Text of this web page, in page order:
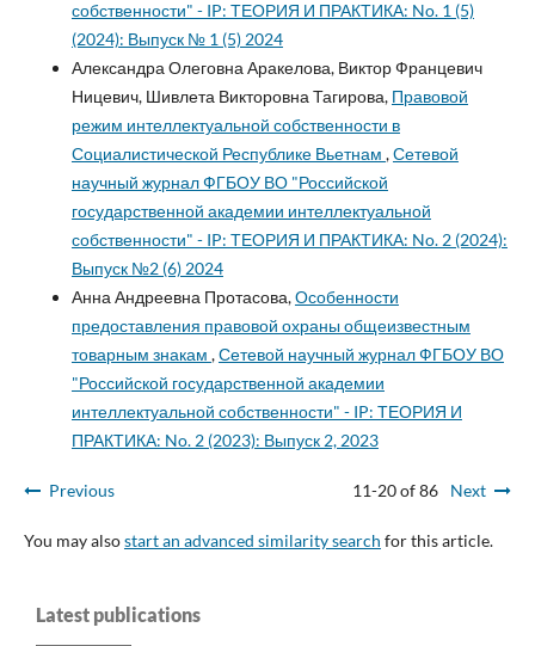
собственности" - IP: ТЕОРИЯ И ПРАКТИКА: No. 1 (5)
(2024): Выпуск № 1 (5) 2024
Александра Олеговна Аракелова, Виктор Францевич
Ницевич, Шивлета Викторовна Тагирова, Правовой
режим интеллектуальной собственности в
Социалистической Республике Вьетнам ,Сетевой
научный журнал ФГБОУ ВО "Российской
государственной академии интеллектуальной
собственности" - IP: ТЕОРИЯ И ПРАКТИКА: No. 2 (2024):
Выпуск №2 (6) 2024
Анна Андреевна Протасова,Особенности
предоставления правовой охраны общеизвестным
товарным знакам ,Сетевой научный журнал ФГБОУ ВО
"Российской государственной академии
интеллектуальной собственности" - IP: ТЕОРИЯ И
ПРАКТИКА: No. 2 (2023): Выпуск 2, 2023
Previous 11-20 of 86 Next
You may alsostart an advanced similarity search for this article.
Latest publications